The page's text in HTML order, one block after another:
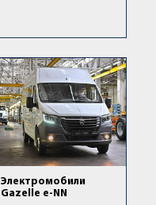
Электромобили
Gazelle e-NN